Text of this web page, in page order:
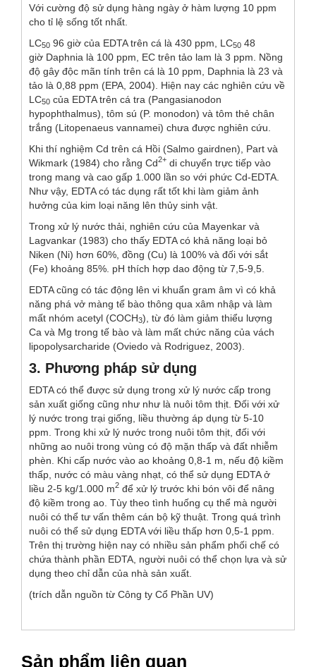
Với cường độ sử dụng hàng ngày ở hàm lượng 10 ppm
cho tỉ lệ sống tốt nhất.
LC50 96 giờ của EDTA trên cá là 430 ppm, LC50 48
giờ Daphnia là 100 ppm, EC trên tảo lam là 3 ppm. Nồng
độ gây độc mãn tính trên cá là 10 ppm, Daphnia là 23 và
tảo là 0,88 ppm (EPA, 2004). Hiện nay các nghiên cứu về
LC50 của EDTA trên cá tra (Pangasianodon
hypophthalmus), tôm sú (P. monodon) và tôm thẻ chân
trắng (Litopenaeus vannamei) chưa được nghiên cứu.
Khi thí nghiệm Cd trên cá Hồi (Salmo gairdnen), Part và
Wikmark (1984) cho rằng Cd2+ di chuyển trực tiếp vào
trong mang và cao gấp 1.000 lần so với phức Cd-EDTA.
Như vậy, EDTA có tác dụng rất tốt khi làm giảm ảnh
hưởng của kim loại năng lên thủy sinh vật.
Trong xử lý nước thải, nghiên cứu của Mayenkar và
Lagvankar (1983) cho thấy EDTA có khả năng loại bỏ
Niken (Ni) hơn 60%, đồng (Cu) là 100% và đối với sắt
(Fe) khoảng 85%. pH thích hợp dao động từ 7,5-9,5.
EDTA cũng có tác động lên vi khuẩn gram âm vì có khả
năng phá vở màng tế bào thông qua xâm nhập và làm
mất nhóm acetyl (COCH3), từ đó làm giảm thiểu lượng
Ca và Mg trong tế bào và làm mất chức năng của vách
lipopolysarcharide (Oviedo và Rodriguez, 2003).
3. Phương pháp sử dụng
EDTA có thể được sử dụng trong xử lý nước cấp trong
sản xuất giống cũng như như là nuôi tôm thịt. Đối với xử
lý nước trong trại giống, liều thường áp dụng từ 5-10
ppm. Trong khi xử lý nước trong nuôi tôm thịt, đối với
những ao nuôi trong vùng có độ mặn thấp và đất nhiễm
phèn. Khi cấp nước vào ao khoảng 0,8-1 m, nếu độ kiềm
thấp, nước có màu vàng nhạt, có thể sử dụng EDTA ở
liều 2-5 kg/1.000 m2 để xử lý trước khi bón vôi để nâng
độ kiềm trong ao. Tùy theo tình huống cụ thể mà người
nuôi có thể tư vấn thêm cán bộ kỹ thuật. Trong quá trình
nuôi có thể sử dụng EDTA với liều thấp hơn 0,5-1 ppm.
Trên thị trường hiện nay có nhiều sản phẩm phối chế có
chứa thành phần EDTA, người nuôi có thể chọn lựa và sử
dụng theo chỉ dẫn của nhà sản xuất.
(trích dẫn nguồn từ Công ty Cổ Phần UV)
Sản phẩm liên quan